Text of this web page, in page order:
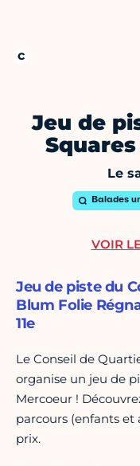
Jeu de
Le
Balades
Jeu de piste du
Blum Folie
11e
Le Conseil de
organise un jeu de
Mercoeur !
parcours (enfants et
prix.
VOIR